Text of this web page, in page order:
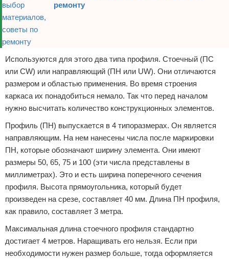
ремонту
Используются для этого два типа профиля. Стоечный (ПС
или CW) или направляющий (ПН или UW). Они отличаются
размером и областью применения. Во время строения
каркаса их понадобиться немало. Так что перед началом
нужно высчитать количество конструкционных элементов.
Профиль (ПН) выпускается в 4 типоразмерах. Он является
направляющим. На нем нанесены числа после маркировки
ПН, которые обозначают ширину элемента. Они имеют
размеры 50, 65, 75 и 100 (эти числа представлены в
миллиметрах). Это и есть ширина поперечного сечения
профиля. Высота прямоугольника, который будет
произведен на срезе, составляет 40 мм. Длина ПН профиля,
как правило, составляет 3 метра.
Максимальная длина стоечного профиля стандартно
достигает 4 метров. Наращивать его нельзя. Если при
необходимости нужен размер больше, тогда оформляется